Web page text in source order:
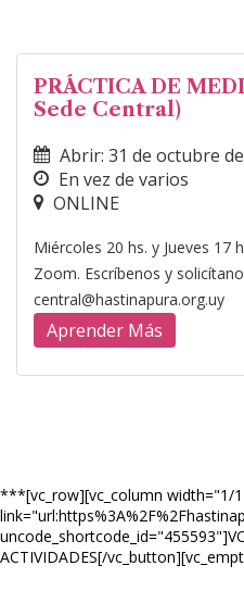
PRÁCTICA DE
Sede Central)
Abrir: 31 de octubre
En vez de varios
ONLINE
Miércoles 20 hs. y Jueves 17
Zoom. Escríbenos y
central@hastinapura.org.uy
Aprender Más
***[vc_row][vc_column width="1/
ACTIVIDADES[/